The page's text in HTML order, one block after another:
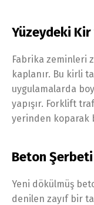
Yüzeydeki Kir
Fabrika zeminleri
kaplanır. Bu kirli
uygulamalarda
yapışır. Forklift
yerinden koparak
Beton
Yeni dökülmüş
denilen zayıf bir